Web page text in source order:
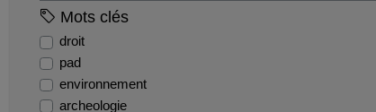
EPS
Histoire
Mots clés
droit
pad
environnement
archeologie